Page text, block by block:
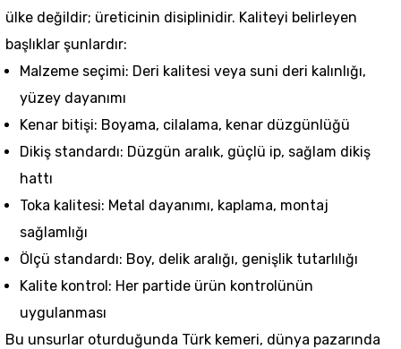
ülke değildir; üreticinin disiplinidir. Kaliteyi belirleyen
başlıklar şunlardır:
Malzeme seçimi: Deri kalitesi veya suni deri kalınlığı,
yüzey dayanımı
Kenar bitişi: Boyama, cilalama, kenar düzgünlüğü
Dikiş standardı: Düzgün aralık, güçlü ip, sağlam dikiş
hattı
Toka kalitesi: Metal dayanımı, kaplama, montaj
sağlamlığı
Ölçü standardı: Boy, delik aralığı, genişlik tutarlılığı
Kalite kontrol: Her partide ürün kontrolünün
uygulanması
Bu unsurlar oturduğunda Türk kemeri, dünya pazarında